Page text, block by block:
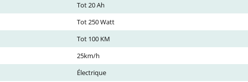
Tot 20 Ah
Tot 250 Watt
Tot 100 KM
25km/h
Électrique